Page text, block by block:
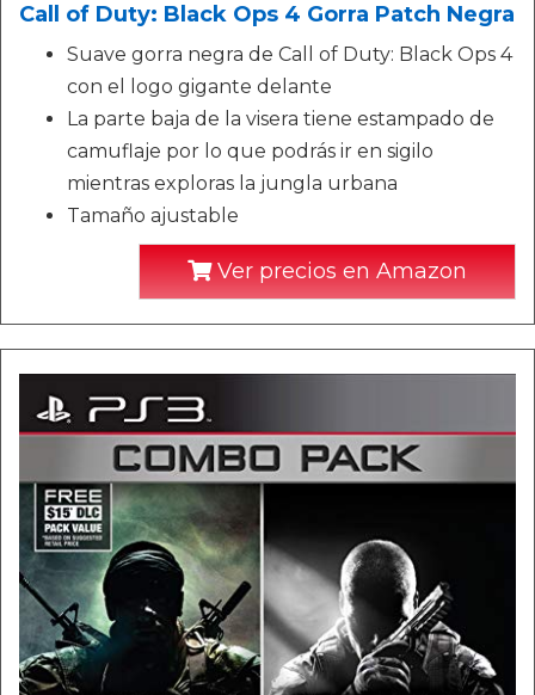
Call of Duty: Black Ops 4 Gorra Patch Negra
Suave gorra negra de Call of Duty: Black Ops 4
con el logo gigante delante
La parte baja de la visera tiene estampado de
camuflaje por lo que podrás ir en sigilo
mientras exploras la jungla urbana
Tamaño ajustable
Ver precios en Amazon